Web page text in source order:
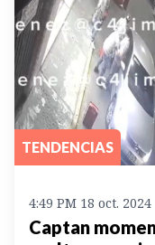
TENDENCIAS
4:49 PM 18 oct. 2024
Captan